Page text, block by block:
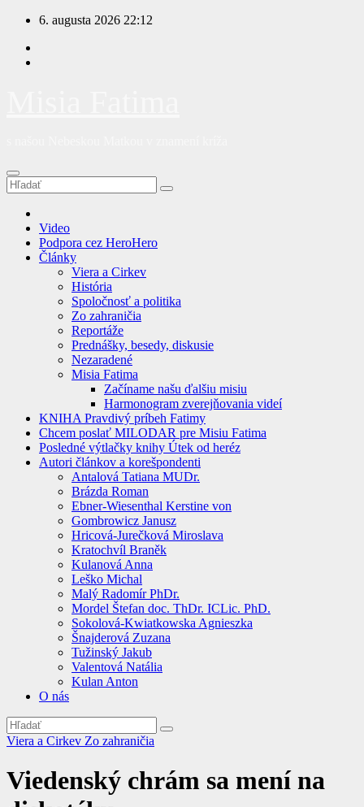
Prejsť
obsah
6. augusta 2026 22:12
Video
Podpora cez HeroHero
Články
Viera a Cirkev
História
Spoločnosť a politika
Zo zahraničia
Reportáže
Prednášky, besedy, diskusie
Nezaradené
Misia Fatima
Začíname našu ďalšiu misiu
Harmonogram zverejňovania videí
KNIHA Pravdivý príbeh Fatimy
Chcem poslať MILODAR pre Misiu Fatima
Posledné výtlačky knihy Útek od heréz
Autori článkov a korešpondenti
Antalová Tatiana MUDr.
Brázda Roman
Ebner-Wiesenthal Kerstine von
Gombrowicz Janusz
Hricová-Jurečková Miroslava
Kratochvíl Braněk
Kulanová Anna
Leško Michal
Malý Radomír PhDr.
Mordel Štefan doc. ThDr. ICLic. PhD.
Sokolová-Kwiatkowska Agnieszka
Šnajderová Zuzana
Tužinský Jakub
Valentová Natália
Kulan Anton
O nás
Viera a Cirkev Zo zahraničia
Viedenský chrám sa mení na